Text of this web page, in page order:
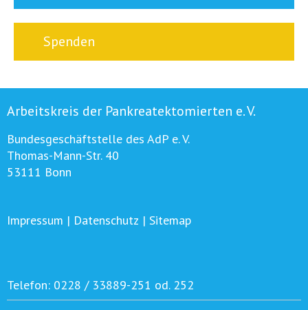
Spenden
Arbeitskreis der Pankreatektomierten e. V.
Bundesgeschäftstelle des AdP e. V.
Thomas-Mann-Str. 40
53111 Bonn
Impressum | Datenschutz | Sitemap
Telefon: 0228 / 33889-251 od. 252